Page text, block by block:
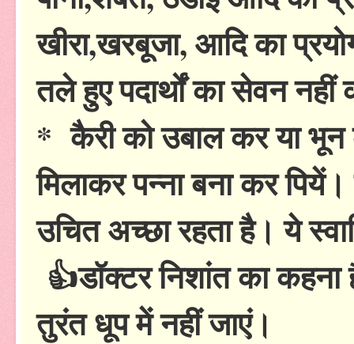
खीरा,खरबूजा, आदि का
तले हुए पदार्थों का सेवन
* कैरी को उबाल कर या
मिलाकर पन्ना बना कर पियें।
उचित अच्छा रहता है। ये
👍डॉक्टर निशांत का
तुरंत धूप में नहीं जाएं।